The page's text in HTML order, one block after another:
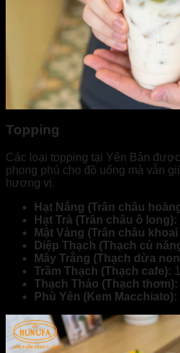
Topping
Các loại topping tại Yên Bản
phong phú cho đồ uống mà vẫn
hương vị.
Hạt Nắng (Trân châu
Hạt Trà (Trân châu ô long):
Mật Vàng (Trân châu
Diệp Thạch (Thạch củ
Mây Trắng (Thạch dừa
Trầm Thạch (Thạch cafe):
Thạch Thảo (Thạch thơm):
Phù Yên (Kem Macchiato):